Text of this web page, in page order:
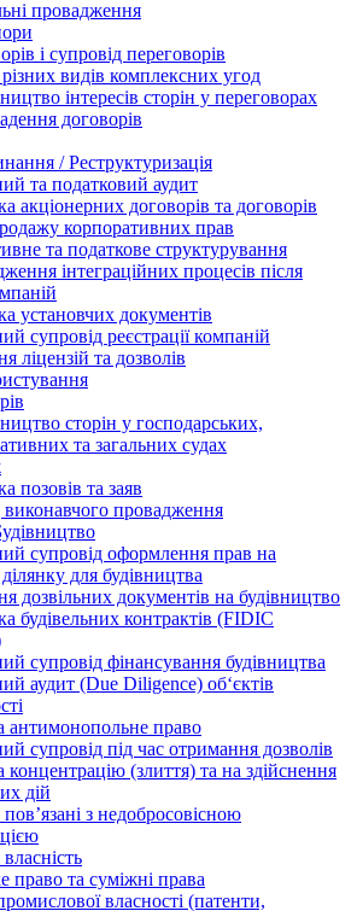
провадження
і супровід переговорів
видів комплексних угод
інтересів сторін у переговорах
договорів
/ Реструктуризація
та податковий аудит
акціонерних договорів та договорів
корпоративних прав
та податкове структурування
інтеграційних процесів після
установчих документів
супровід реєстрації компаній
ліцензій та дозволів
сторін у господарських,
та загальних судах
позовів та заяв
виконавчого провадження
супровід оформлення прав на
для будівництва
дозвільних документів на будівництво
будівельних контрактів (FIDIC
супровід фінансування будівництва
аудит (Due Diligence) об‘єктів
антимонопольне право
супровід під час отримання дозволів
(злиття) та на здійснення
дій
з недобросовісною
право та суміжні права
власності (патенти,